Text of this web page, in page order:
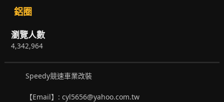
鋁圈
瀏覽人數
4,342,964
Speedy競速車業改裝
【Email】: cyl5656@yahoo.com.tw